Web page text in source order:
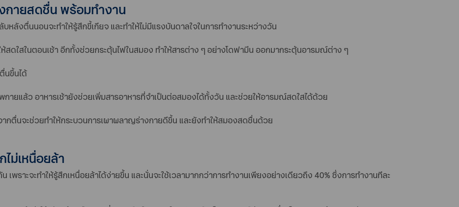
กายสดชื่น พร้อมทำงาน
หลังตื่นนอนจะทำให้รู้สึกขี้เกียจ และทำให้ไม่มีแรงบันดาลใจในการทำงานระหว่างวัน
สดใสในตอนเช้า อีกทั้งช่วยกระตุ้นไฟในสมอง ทำให้สารต่าง ๆ อย่างโดฟามีน ออกมากระตุ้นอารมณ์ต่าง ๆ
นขึ้นได้
ายแล้ว อาหารเช้ายังช่วยเพิ่มสารอาหารที่จำเป็นต่อสมองได้ทั้งวัน และช่วยให้อารมณ์สดใสได้ด้วย
กตื่นจะช่วยทำให้กระบวนการเผาผลาญร่างกายดีขึ้น และยังทำให้สมองสดชื่นด้วย
ม่เหนื่อยล้า
เพราะจะทำให้รู้สึกเหนื่อยล้าได้ง่ายขึ้น และนั่นจะใช้เวลามากกว่าการทำงานเพียงอย่างเดียวถึง 40% ซึ่งการทำงานทีละ